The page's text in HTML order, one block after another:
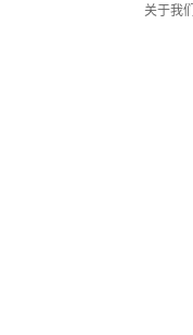
关于我们